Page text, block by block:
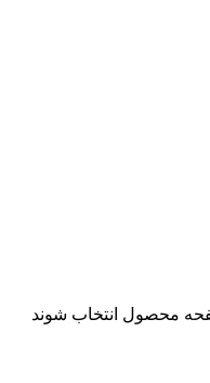
محصول انتخاب شوند